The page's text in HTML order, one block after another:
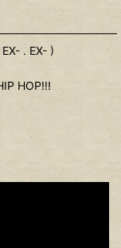
. EX- )
HOP!!!